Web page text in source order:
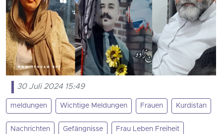
30 Juli 2024 15:49
meldungen Wichtige Meldungen Frauen Kurdistan
Nachrichten Gefängnisse Frau Leben Freiheit